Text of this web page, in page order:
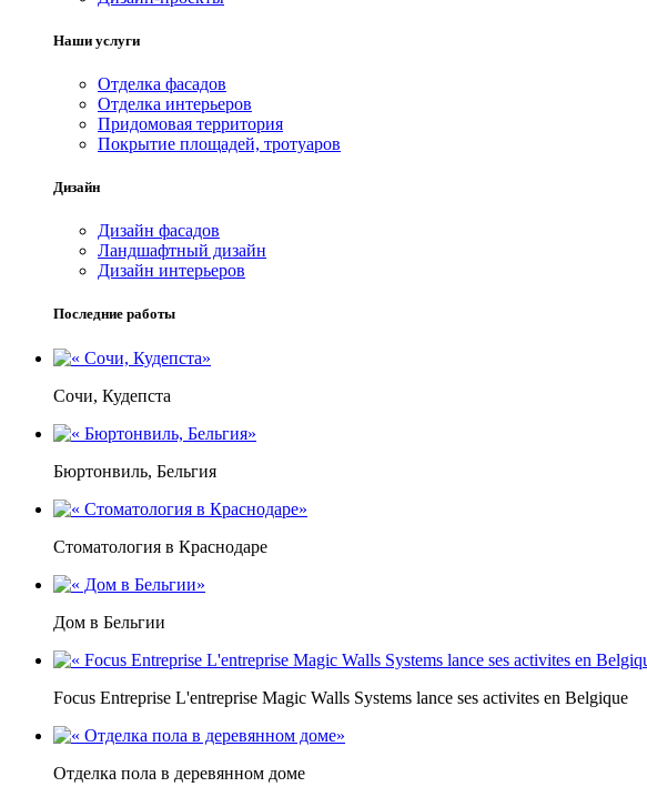
Наши услуги
Отделка фасадов
Отделка интерьеров
Придомовая территория
Покрытие площадей, тротуаров
Дизайн
Дизайн фасадов
Ландшафтный дизайн
Дизайн интерьеров
Последние работы
Сочи, Кудепста
Бюртонвиль, Бельгия
Стоматология в Краснодаре
Дом в Бельгии
Focus Entreprise L'entreprise Magic Walls Systems lance ses activites en Belgique
Отделка пола в деревянном доме